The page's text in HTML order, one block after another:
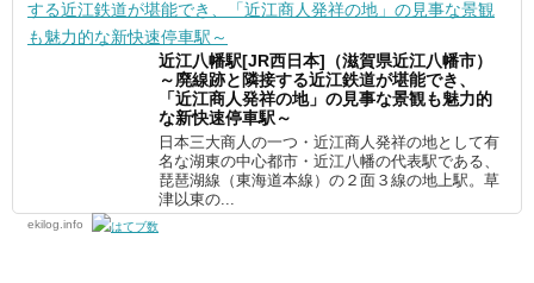
近江八幡駅[JR西日本]（滋賀県近江八幡市）
～廃線跡と隣接する近江鉄道が堪能でき、
「近江商人発祥の地」の見事な景観も魅力的
な新快速停車駅～
日本三大商人の一つ・近江商人発祥の地として有
名な湖東の中心都市・近江八幡の代表駅である、
琵琶湖線（東海道本線）の２面３線の地上駅。草
津以東の...
ekilog.info